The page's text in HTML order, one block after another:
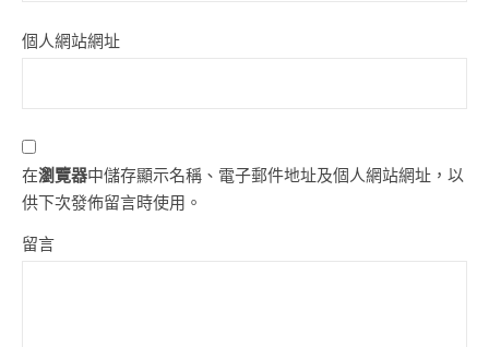
個人網站網址
在瀏覽器中儲存顯示名稱、電子郵件地址及個人網站網址，以
供下次發佈留言時使用。
留言